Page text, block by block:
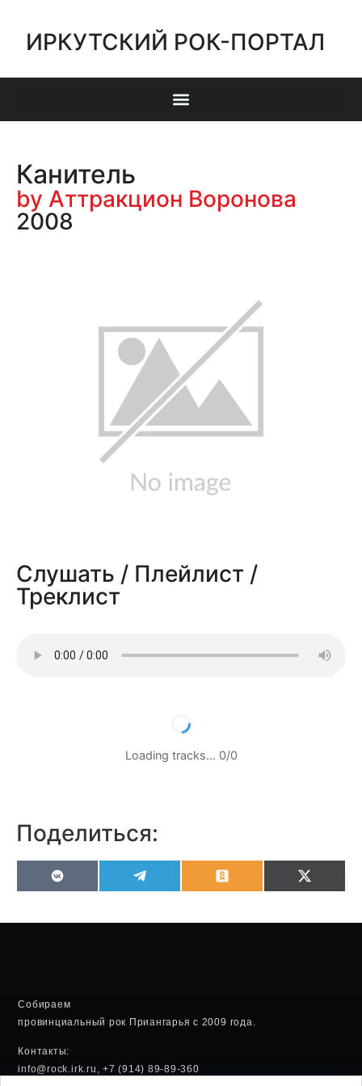
ИРКУТСКИЙ РОК-ПОРТАЛ
Канитель
by Аттракцион Воронова
2008
Слушать / Плейлист /
Треклист
Loading tracks… 0/0
Поделиться:
VK OdnoklassnikiX
Собираем
провинциальный рок Приангарья с 2009 года.
Контакты:
info@rock.irk.ru, +7 (914) 89-89-360